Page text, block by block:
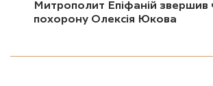
Митрополит Епіфаній звершив
похорону Олексія Юкова